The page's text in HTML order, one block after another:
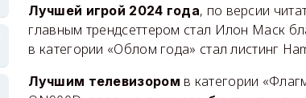
Лучшей игрой 2024 года, по версии
главным трендсеттером стал Илон Маск
в категории «Облом года» стал листинг
Лучшим телевизором в категории